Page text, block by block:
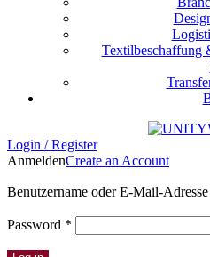
Textilbeschaffung
Login / Register
AnmeldenCreate an Account
Benutzername oder E-Mail-Adresse
Password *